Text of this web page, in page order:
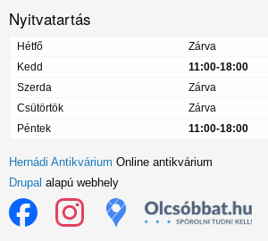
Nyitvatartás
Hétfő
Zárva
Kedd
11:00-18:00
Szerda
Zárva
Csütörtök
Zárva
Péntek
11:00-18:00
Hernádi Antikvárium Online antikvárium
Drupal alapú webhely